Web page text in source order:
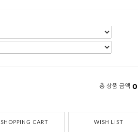
총 상품 금액 0
SHOPPING CART WISH LIST